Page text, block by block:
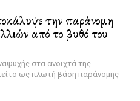
την παράνομη
από το βυθό του
στα ανοιχτά της
ως πλωτή βάση παράνομης